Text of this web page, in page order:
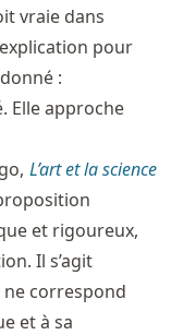
vraie dans
explication pour
:
Elle approche
L’art et la science
et rigoureux,
Il s’agit
ne correspond
et à sa